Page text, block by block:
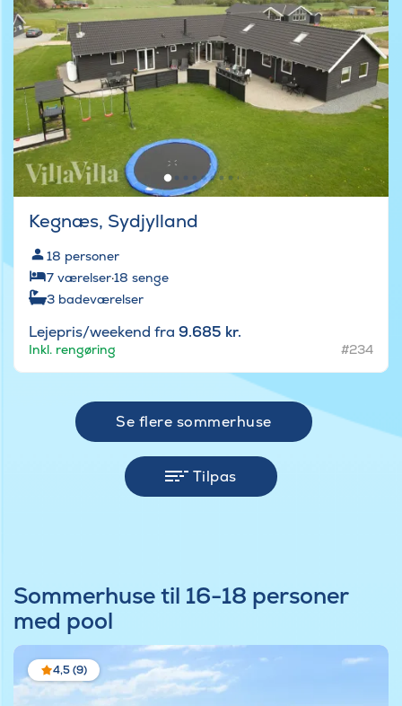
Kegnæs, Sydjylland
18 personer
7 værelser·18 senge
3 badeværelser
Lejepris/weekend fra 9.685 kr.
Inkl. rengøring #234
Se flere sommerhuse
Tilpas
Sommerhuse til 16-18 personer
med pool
4,5 (9)